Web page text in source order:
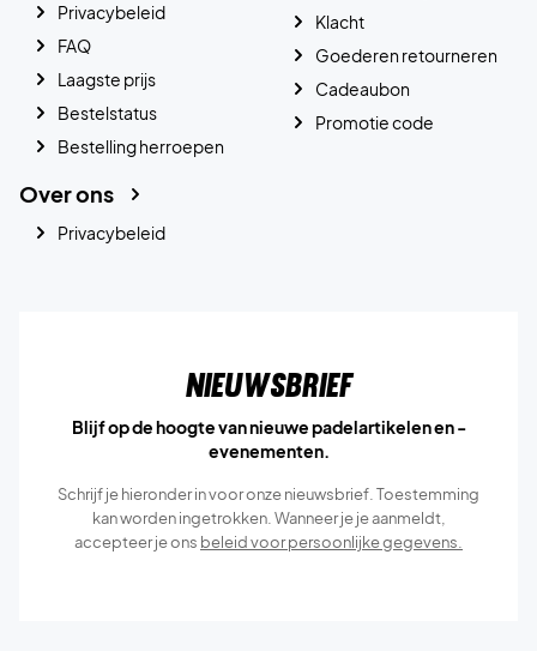
Privacybeleid
FAQ
Laagste prijs
Bestelstatus
Bestelling herroepen
Klacht
Goederen retourneren
Cadeaubon
Promotie code
Over ons
Privacybeleid
Nieuwsbrief
Blijf op de hoogte van nieuwe padelartikelen en -
evenementen.
Schrijf je hieronder in voor onze nieuwsbrief. Toestemming
kan worden ingetrokken. Wanneer je je aanmeldt,
accepteer je ons beleid voor persoonlijke gegevens.